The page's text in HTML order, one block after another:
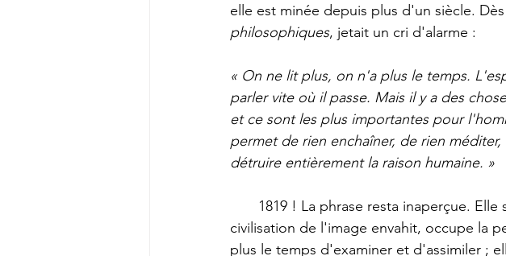
elle est minée depuis plus d'un siècle. Dès
philosophiques, jetait un cri d'alarme :
« On ne lit plus, on n'a plus le temps.
parler vite où il passe. Mais il y a des
et ce sont les plus importantes pour
permet de rien enchaîner, de rien
détruire entièrement la raison humaine. »
civilisation de l'image envahit, occupe la
plus le temps d'examiner et d'assimiler ;